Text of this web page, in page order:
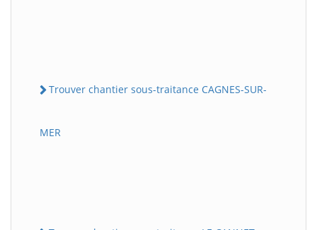
Trouver chantier sous-traitance CAGNES-SUR-
MER